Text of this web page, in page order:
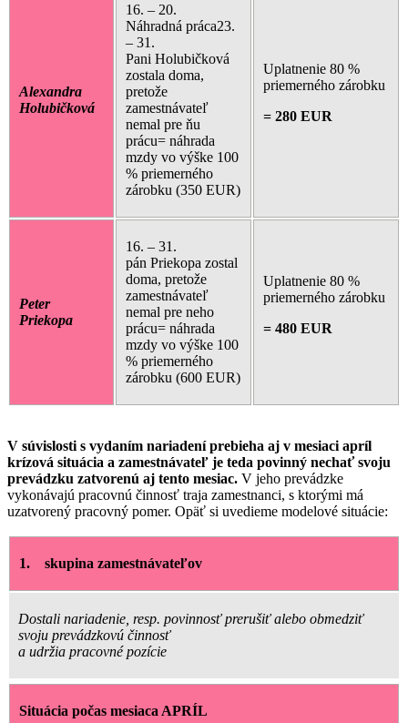
Alexandra
Holubičková
16. – 20.
Náhradná práca23.
– 31.
Pani Holubičková
zostala doma,
pretože
zamestnávateľ
nemal pre ňu
prácu= náhrada
mzdy vo výške 100
% priemerného
zárobku (350 EUR)
Uplatnenie 80 %
priemerného zárobku
= 280 EUR
Peter
Priekopa
16. – 31.
pán Priekopa zostal
doma, pretože
zamestnávateľ
nemal pre neho
prácu= náhrada
mzdy vo výške 100
% priemerného
zárobku (600 EUR)
Uplatnenie 80 %
priemerného zárobku
= 480 EUR
V súvislosti s vydaním nariadení prebieha aj v mesiaci apríl
krízová situácia a zamestnávateľ je teda povinný nechať svoju
prevádzku zatvorenú aj tento mesiac. V jeho prevádzke
vykonávajú pracovnú činnosť traja zamestnanci, s ktorými má
uzatvorený pracovný pomer. Opäť si uvedieme modelové situácie:
1. skupina zamestnávateľov
Dostali nariadenie, resp. povinnosť prerušiť alebo obmedziť
svoju prevádzkovú činnosť
a udržia pracovné pozície
Situácia počas mesiaca APRÍL